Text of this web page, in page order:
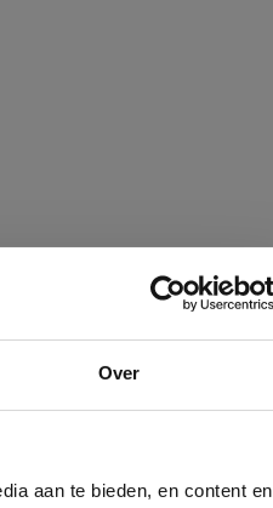
Over
aan te bieden, en content en